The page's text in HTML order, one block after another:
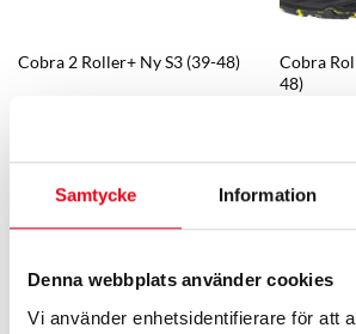
Samtycke Information
Denna webbplats använder cookies
Vi använder enhetsidentifierare för att
Cobra 2 Roller+ Ny S3 (39-48)
Cobra
48)